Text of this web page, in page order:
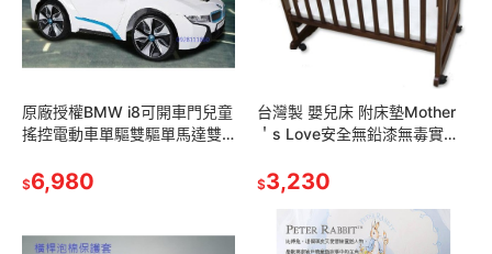
原廠授權BMW i8可開車門兒童
搖控電動車單驅雙驅單馬達雙
車兒童禮物生日禮物兒童超跑
俱樂部寶馬
$6,980
台灣製 嬰兒床 附床墊Mother
＇s Love安全無鉛漆無毒實木
床小鴨6188A原木嬰兒床
$3,230